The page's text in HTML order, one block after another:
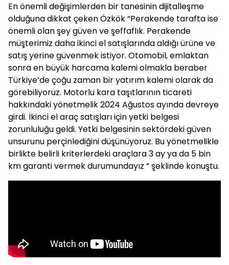
En önemli değişimlerden bir tanesinin dijitalleşme
olduğuna dikkat çeken Özkök “Perakende tarafta ise
önemli olan şey güven ve şeffaflık. Perakende
müşterimiz daha ikinci el satışlarında aldığı ürüne ve
satış yerine güvenmek istiyor. Otomobil, emlaktan
sonra en büyük harcama kalemi olmakla beraber
Türkiye’de çoğu zaman bir yatırım kalemi olarak da
görebiliyoruz. Motorlu kara taşıtlarının ticareti
hakkındaki yönetmelik 2024 Ağustos ayında devreye
girdi. İkinci el araç satışları için yetki belgesi
zorunluluğu geldi. Yetki belgesinin sektördeki güven
unsurunu perçinlediğini düşünüyoruz. Bu yönetmelikle
birlikte belirli kriterlerdeki araçlara 3 ay ya da 5 bin
km garanti vermek durumundayız ” şeklinde konuştu.